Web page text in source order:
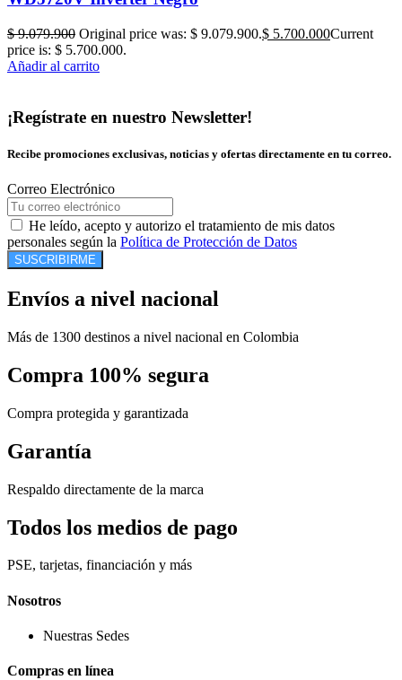
$9.079.900 Original price was: $ 9.079.900.$ 5.700.000Current
price is: $ 5.700.000.
Añadir al carrito
¡Regístrate en nuestro Newsletter!
Recibe promociones exclusivas, noticias y ofertas directamente en tu correo.
Correo Electrónico
He leído, acepto y autorizo el tratamiento de mis datos
personales según la Política de Protección de Datos
SUSCRIBIRME
Envíos a nivel nacional
Más de 1300 destinos a nivel nacional en Colombia
Compra 100% segura
Compra protegida y garantizada
Garantía
Respaldo directamente de la marca
Todos los medios de pago
PSE, tarjetas, financiación y más
Nosotros
Nuestras Sedes
Compras en línea